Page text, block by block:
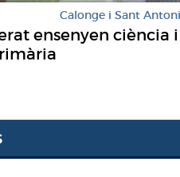
Calonge i Sant Antoni
ensenyen ciència i